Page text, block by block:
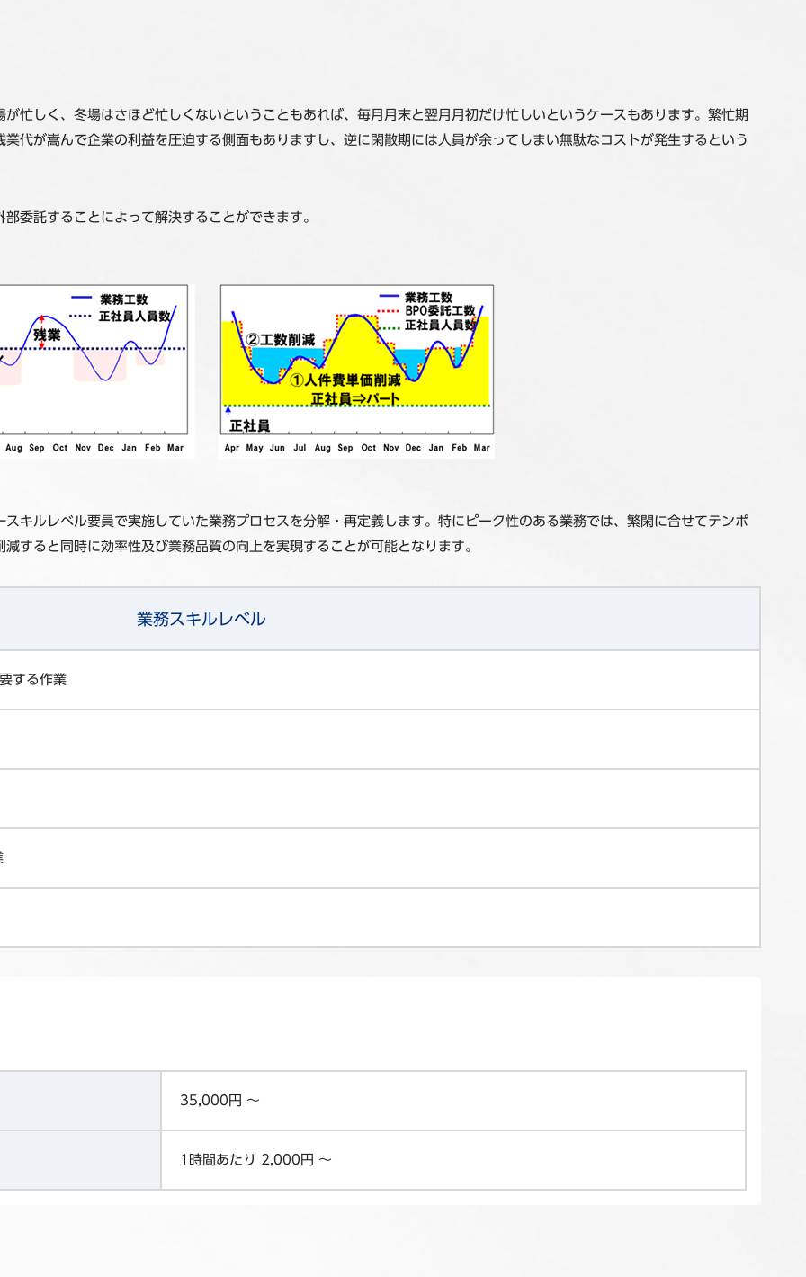
忙しく、冬場はさほど忙しくないということもあれば、毎月月末と翌月月初だけ忙しいというケースもあります。繁忙期
代が嵩んで企業の利益を圧迫する側面もありますし、逆に閑散期には人員が余ってしまい無駄なコストが発生するという
委託することによって解決することができます。
キルレベル要員で実施していた業務プロセスを分解・再定義します。特にピーク性のある業務では、繁閑に合せてテンポ
すると同時に効率性及び業務品質の向上を実現することが可能となります。
業務スキルレベル
する作業
35,000円 ～
1時間あたり 2,000円 ～